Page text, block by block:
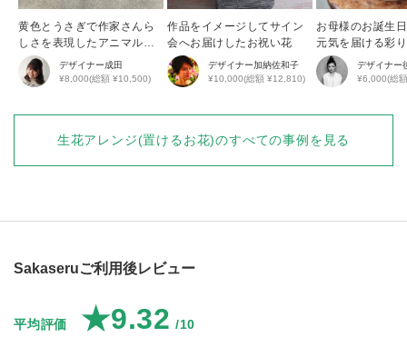
黄色とうさぎで作家さんら
しさを表現したアニマルア
レンジ
デザイナー成田
¥8,000(総額 ¥10,500)
作品をイメージしてサイン
会へお届けしたお祝い花
デザイナー加納佐和子
¥10,000(総額 ¥12,810)
お母様のお誕生
元気を届ける彩
花アレンジデザイナー
¥6,000(総
生花アレンジ(置けるお花)のすべての事例を見る
Sakaseruご利用後レビュー
平均評価 ★9.32 /10